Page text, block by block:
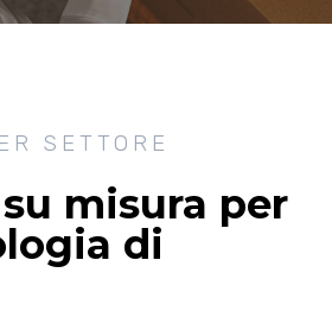
SETTORE
misura per
di